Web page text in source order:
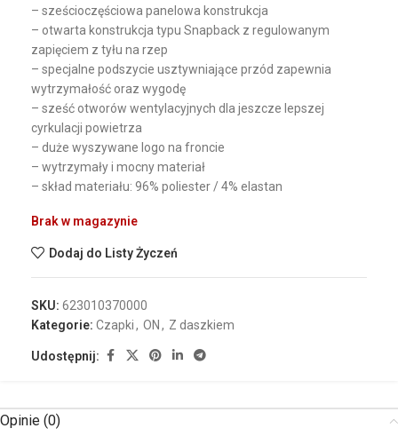
– sześcioczęściowa panelowa konstrukcja
– otwarta konstrukcja typu Snapback z regulowanym
zapięciem z tyłu na rzep
– specjalne podszycie usztywniające przód zapewnia
wytrzymałość oraz wygodę
– sześć otworów wentylacyjnych dla jeszcze lepszej
cyrkulacji powietrza
– duże wyszywane logo na froncie
– wytrzymały i mocny materiał
– skład materiału: 96% poliester / 4% elastan
Brak w magazynie
Dodaj do Listy Życzeń
SKU: 623010370000
Kategorie: Czapki, ON , Z daszkiem
Udostępnij:
Opinie (0)